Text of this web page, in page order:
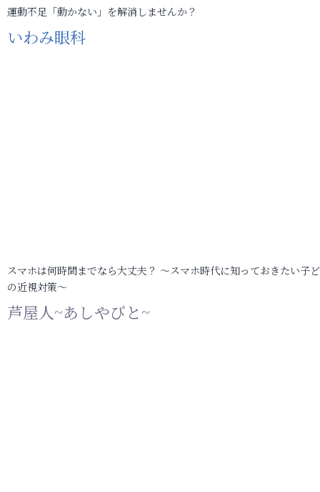
運動不足「動かない」を解消しませんか？
いわみ眼科
スマホは何時間までなら大丈夫？ ～スマホ時代に知っておきたい子
の近視対策～
芦屋人~あしやびと~